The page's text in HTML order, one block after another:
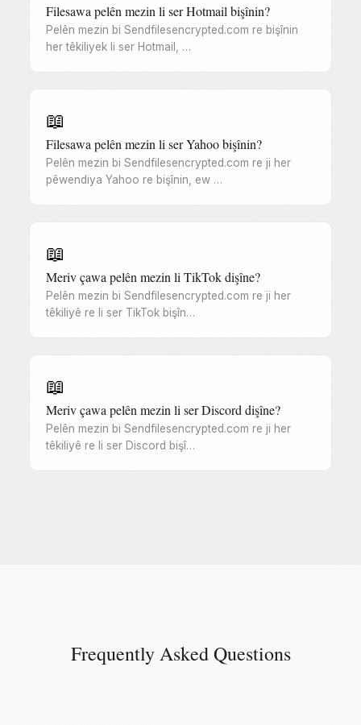
Filesawa pelên mezin li ser Hotmail bişînin?
Pelên mezin bi Sendfilesencrypted.com re bişînin
her têkiliyek li ser Hotmail, …
📖
Filesawa pelên mezin li ser Yahoo bişînin?
Pelên mezin bi Sendfilesencrypted.com re ji her
pêwendiya Yahoo re bişînin, ew …
📖
Meriv çawa pelên mezin li TikTok dişîne?
Pelên mezin bi Sendfilesencrypted.com re ji her
têkiliyê re li ser TikTok bişîn…
📖
Meriv çawa pelên mezin li ser Discord dişîne?
Pelên mezin bi Sendfilesencrypted.com re ji her
têkiliyê re li ser Discord bişî…
Frequently Asked Questions